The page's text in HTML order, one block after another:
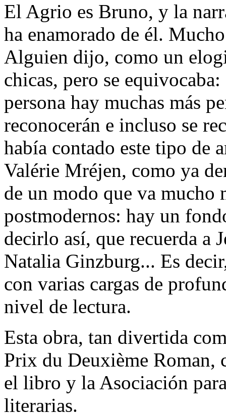
El Agrio es Bruno, y la
ha enamorado de él.
Alguien dijo, como un
chicas, pero se
persona hay muchas más
reconocerán e incluso se
había contado este tipo de
Valérie Mréjen, como ya
de un modo que va mucho
postmodernos: hay un
decirlo así, que recuerda a
Natalia Ginzburg... Es
con varias cargas de
nivel de lectura.
Esta obra, tan divertida
Prix du Deuxième Roman,
el libro y la Asociación
literarias.